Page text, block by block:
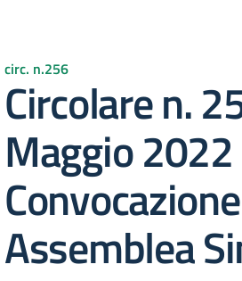
circ. n.256
Circolare n.
Maggio 2022
Convocazione
Assemblea